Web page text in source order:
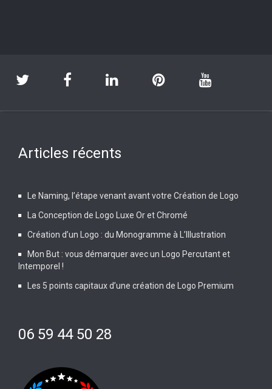
Articles récents
Le Naming, l’étape venant avant votre Création de Logo
La Conception de Logo Luxe Or et Chromé
Création d’un Logo : du Monogramme à L’Illustration
Mon But : vous démarquer avec un Logo Percutant et
Intemporel !
Les 5 points capitaux d’une création de Logo Premium
06 59 44 50 28